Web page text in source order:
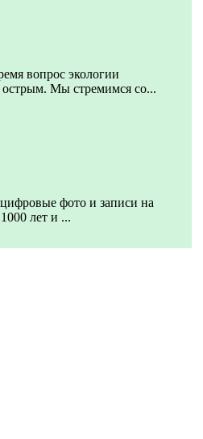
вопрос экологии
острым. Мы стремимся со...
фото и записи на
лет и ...